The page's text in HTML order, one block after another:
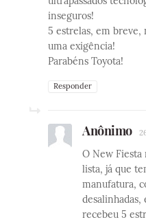
inseguros!
5 estrelas, em breve,
uma exigência!
Parabéns Toyota!
Responder
Anônimo
O New Fiesta
lista, já que
manufatura,
desalinhadas,
recebeu 5